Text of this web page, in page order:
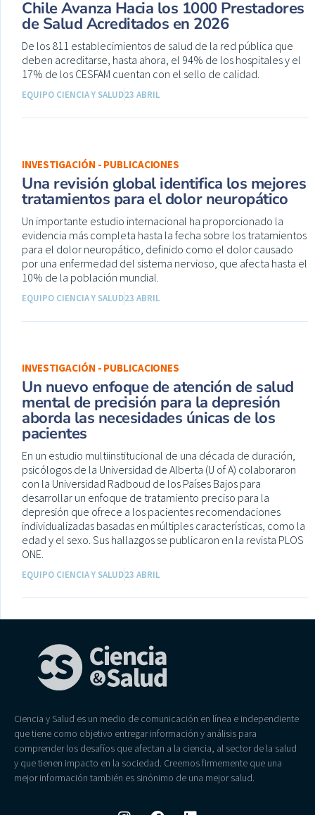
Chile Avanza Hacia los 1000 Prestadores
de Salud Acreditados en 2026
De los 811 establecimientos de salud de la red pública que
deben acreditarse, hasta ahora, el 94% de los hospitales y el
17% de los CESFAM cuentan con el sello de calidad.
EQUIPO CIENCIA Y SALUD23 ABRIL
INVESTIGACIÓN - PUBLICACIONES
Una revisión global identifica los mejores
tratamientos para el dolor neuropático
Un importante estudio internacional ha proporcionado la
evidencia más completa hasta la fecha sobre los tratamientos
para el dolor neuropático, definido como el dolor causado
por una enfermedad del sistema nervioso, que afecta hasta el
10% de la población mundial.
EQUIPO CIENCIA Y SALUD23 ABRIL
INVESTIGACIÓN - PUBLICACIONES
Un nuevo enfoque de atención de salud
mental de precisión para la depresión
aborda las necesidades únicas de los
pacientes
En un estudio multiinstitucional de una década de duración,
psicólogos de la Universidad de Alberta (U of A) colaboraron
con la Universidad Radboud de los Países Bajos para
desarrollar un enfoque de tratamiento preciso para la
depresión que ofrece a los pacientes recomendaciones
individualizadas basadas en múltiples características, como la
edad y el sexo. Sus hallazgos se publicaron en la revista PLOS
ONE.
EQUIPO CIENCIA Y SALUD23 ABRIL
Ciencia y Salud es un medio de comunicación en línea e independiente
que tiene como objetivo entregar información y análisis para
comprender los desafíos que afectan a la ciencia, al sector de la salud
y que tienen impacto en la sociedad. Creemos firmemente que una
mejor información también es sinónimo de una mejor salud.